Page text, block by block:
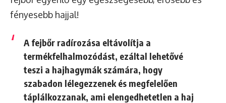
fényesebb hajjal!
A fejbőr radírozása eltávolítja a
termékfelhalmozódást, ezáltal lehetővé
teszi a hajhagymák számára, hogy
szabadon lélegezzenek és megfelelően
táplálkozzanak, ami elengedhetetlen a haj